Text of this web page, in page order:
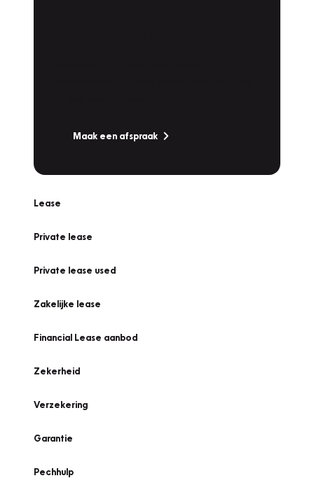
Maak een afspraak
Lease
Private lease
Private lease used
Zakelijke lease
Financial Lease aanbod
Zekerheid
Verzekering
Garantie
Pechhulp